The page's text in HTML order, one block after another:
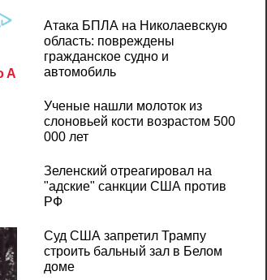
Атака БПЛА на Николаевскую
область: повреждены
гражданское судно и
автомобиль
Ученые нашли молоток из
слоновьей кости возрастом 500
000 лет
Зеленский отреагировал на
"адские" санкции США против
РФ
Суд США запретил Трампу
строить бальный зал в Белом
доме